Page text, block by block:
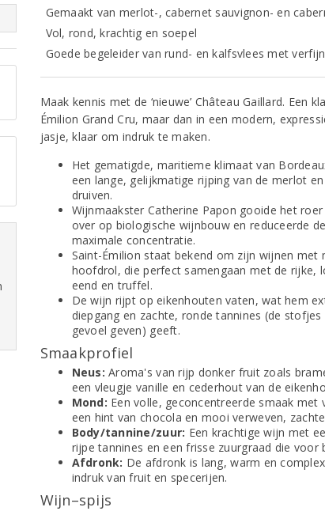
Gemaakt van merlot-, cabernet sauvignon- en
Vol, rond, krachtig en soepel
Goede begeleider van rund- en kalfsvlees met
Maak kennis met de ‘nieuwe’ Château Gaillard. Een
Émilion Grand Cru, maar dan in een modern,
jasje, klaar om indruk te maken.
Het gematigde, maritieme klimaat van
een lange, gelijkmatige rijping van de merlot
druiven.
Wijnmaakster Catherine Papon gooide het
over op biologische wijnbouw en reduceerde
maximale concentratie.
Saint-Émilion staat bekend om zijn wijnen met
hoofdrol, die perfect samengaan met de rijke,
eend en truffel.
De wijn rijpt op eikenhouten vaten, wat hem
diepgang en zachte, ronde tannines (de
gevoel geven) geeft.
Smaakprofiel
Neus: Aroma's van rijp donker fruit zoals
een vleugje vanille en cederhout van de
Mond: Een volle, geconcentreerde smaak met
een hint van chocola en mooi verweven,
Body/tannine/zuur: Een krachtige wijn met
rijpe tannines en een frisse zuurgraad die voor
Afdronk: De afdronk is lang, warm en
indruk van fruit en specerijen.
Wijn–spijs